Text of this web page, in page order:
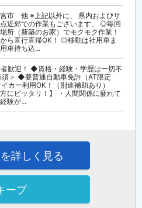
市 他 ※上記以外に、 県内およびサ
近郊での作業もございます。 ◎毎回
所（新築のお家）でモクモク作業！
ら直行直帰OK！ ◎移動は社用車ま
車持ち込...
歓迎！ ◆資格・経験・学歴は一切不
須＞ ◆要普通自動車免許（AT限定
カー利用OK！（別途補助あり）
方にピッタリ！】 ・人間関係に疲れて
験が...
詳しく見る
ープ